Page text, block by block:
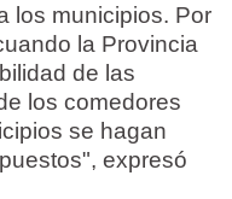
los municipios. Por
la Provincia
de las
los comedores
se hagan
expresó